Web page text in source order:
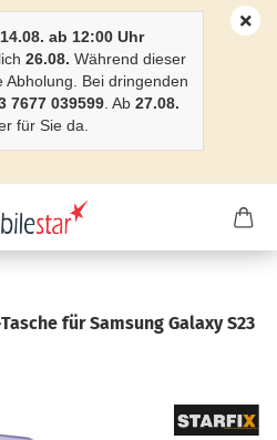
14.08. ab 12:00 Uhr
26.08. Während dieser
Bei dringenden
7677 039599 . Ab 27.08.
für Sie da.
für Sam­sung Ga­la­xy S23